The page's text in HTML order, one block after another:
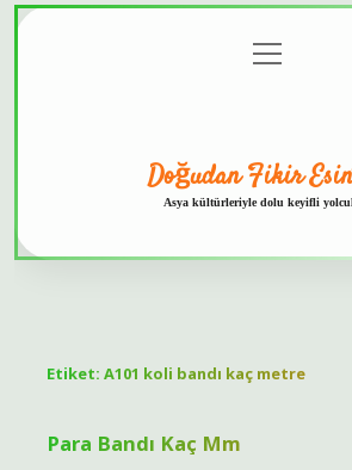
menüyü
aç
Doğudan Fikir
Asya kültürleriyle dolu keyifli
Etiket: A101 koli bandı kaç metre
Para Bandı Kaç Mm